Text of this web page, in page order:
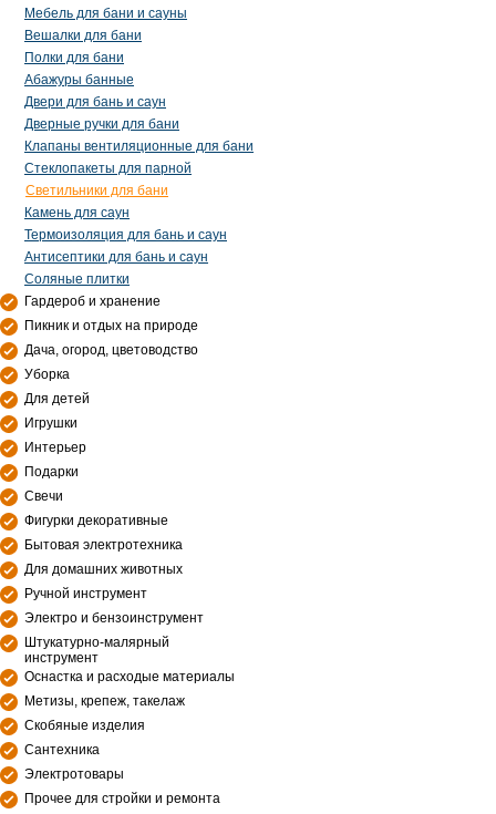
Мебель для бани и сауны
Вешалки для бани
Полки для бани
Абажуры банные
Двери для бань и саун
Дверные ручки для бани
Клапаны вентиляционные для бани
Стеклопакеты для парной
Светильники для бани
Камень для саун
Термоизоляция для бань и саун
Антисептики для бань и саун
Соляные плитки
Гардероб и хранение
Пикник и отдых на природе
Дача, огород, цветоводство
Уборка
Для детей
Игрушки
Интерьер
Подарки
Свечи
Фигурки декоративные
Бытовая электротехника
Для домашних животных
Ручной инструмент
Электро и бензоинструмент
Штукатурно-малярный
инструмент
Оснастка и расходые материалы
Метизы, крепеж, такелаж
Скобяные изделия
Сантехника
Электротовары
Прочее для стройки и ремонта